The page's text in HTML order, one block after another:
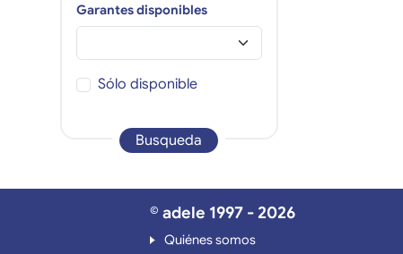
Garantes disponibles
Sólo disponible
Busqueda
© adele 1997 - 2026
Quiénes somos